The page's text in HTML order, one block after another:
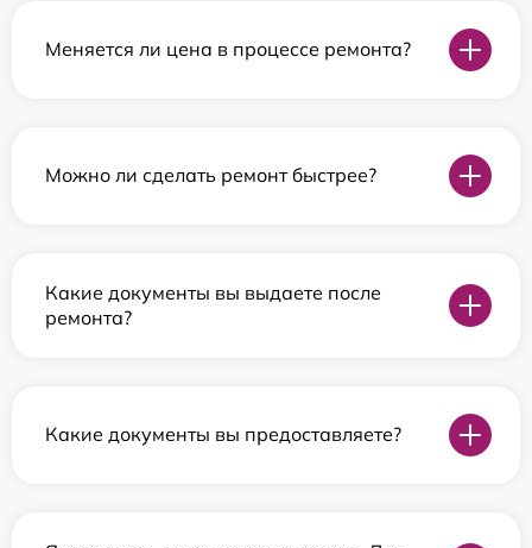
Меняется ли цена в процессе ремонта?
Можно ли сделать ремонт быстрее?
Какие документы вы выдаете после
ремонта?
Какие документы вы предоставляете?